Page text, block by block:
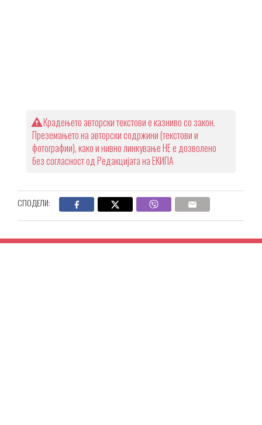
Крадењето авторски текстови е казниво со закон.
Преземањето на авторски содржини (текстови и
фотографии), како и нивно линкување НЕ е дозволено
без согласност од Редакцијата на ЕКИПА
СПОДЕЛИ: